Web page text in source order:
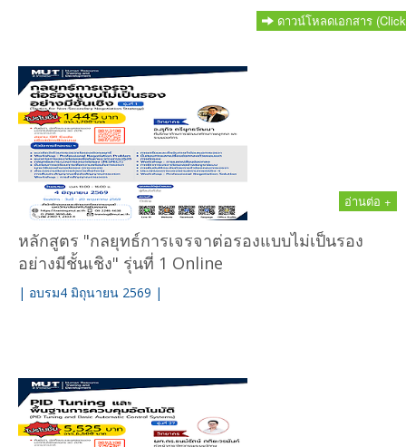
ดาวน์โหลดเอกสาร
อ่านต่อ +
หลักสูตร "กลยุทธ์การเจรจาต่อรองแบบไม่เป็นรอง
อย่างมีชั้นเชิง" รุ่นที่ 1 Online
| อบรม4 มิถุนายน 2569 |